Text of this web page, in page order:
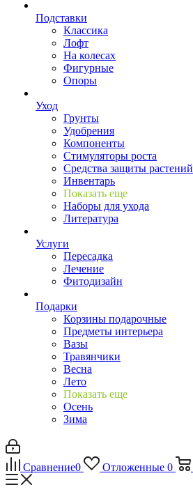
Подставки
Классика
Лофт
На колесах
Фигурные
Опоры
Уход
Грунты
Удобрения
Компоненты
Стимуляторы роста
Средства защиты растений
Инвентарь
Показать еще
Наборы для ухода
Литература
Услуги
Пересадка
Лечение
Фитодизайн
Подарки
Корзины подарочные
Предметы интерьера
Вазы
Травянчики
Весна
Лето
Показать еще
Осень
Зима
Сравнение0 Отложенные 0